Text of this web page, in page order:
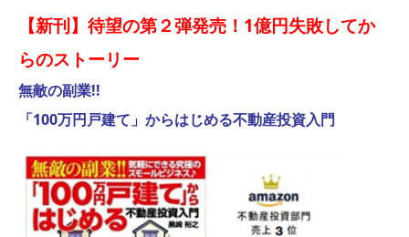
【新刊】待望の第２弾発売！1億円失敗してか
らのストーリー
無敵の副業!!
「100万円戸建て」からはじめる不動産投資入門